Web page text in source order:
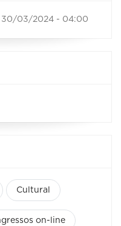
30/03/2024 - 04:00
Cultural
on-line